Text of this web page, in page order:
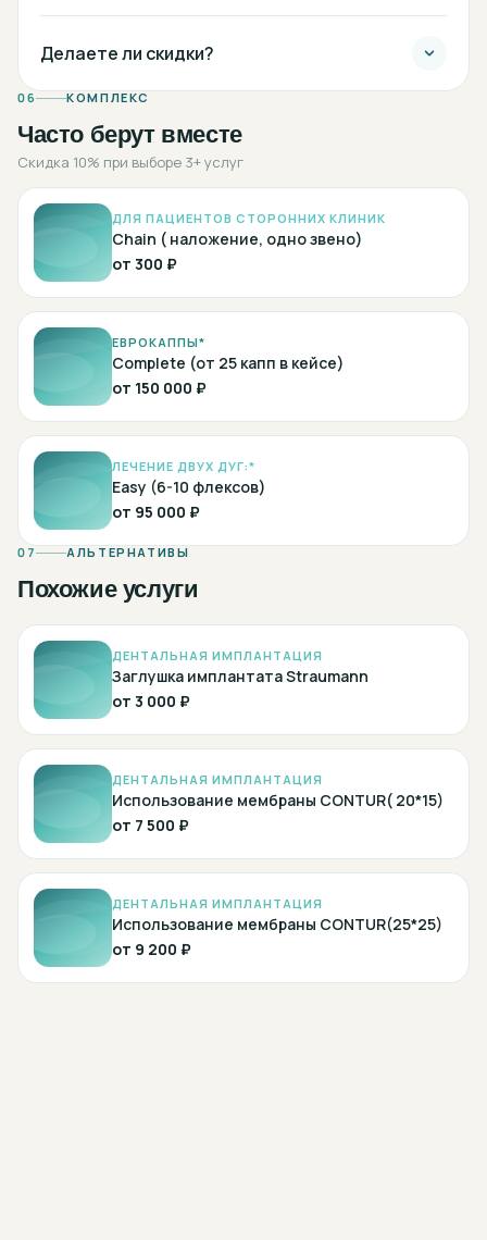
Делаете ли скидки?
06 КОМПЛЕКС
Часто берут вместе
Скидка 10% при выборе 3+ услуг
ДЛЯ ПАЦИЕНТОВ СТОРОННИХ КЛИНИК
Chain ( наложение, одно звено)
от 300 ₽
ЕВРОКАППЫ*
Complete (от 25 капп в кейсе)
от 150 000 ₽
ЛЕЧЕНИЕ ДВУХ ДУГ:*
Easy (6-10 флексов)
от 95 000 ₽
07 АЛЬТЕРНАТИВЫ
Похожие услуги
ДЕНТАЛЬНАЯ ИМПЛАНТАЦИЯ
Заглушка имплантата Straumann
от 3 000 ₽
ДЕНТАЛЬНАЯ ИМПЛАНТАЦИЯ
Использование мембраны CONTUR( 20*15)
от 7 500 ₽
ДЕНТАЛЬНАЯ ИМПЛАНТАЦИЯ
Использование мембраны CONTUR(25*25)
от 9 200 ₽